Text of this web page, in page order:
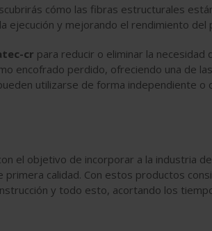
cómo las fibras estructurales
ejecución y mejorando el rendimiento
cr para reducir o eliminar la necesidad
encofrado perdido, ofreciendo una de
utilizarse de forma independiente o
el objetivo de incorporar a la industria
calidad. Con estos productos
y todo esto, acortando los